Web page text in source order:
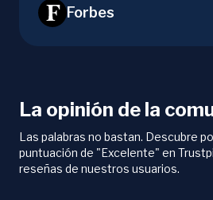
Forbes
La opinión de la
Las palabras no bastan. Descubre
puntuación de "Excelente" en
reseñas de nuestros usuarios.